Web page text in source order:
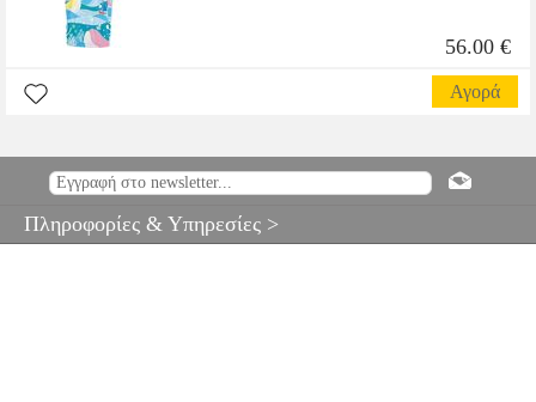
56.00 €
Αγορά
Πληροφορίες & Υπηρεσίες >